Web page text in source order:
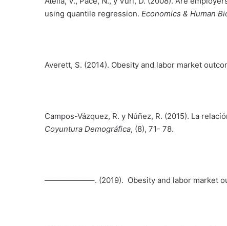
using quantile regression. Economics & Human
Averett, S. (2014). Obesity and labor market
Campos-Vázquez, R. y Núñez, R. (2015). La
Coyuntura Demográfica, (8), 71- 78.
——————–. (2019). Obesity and labor market